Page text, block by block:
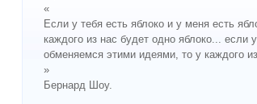
«
Если у тебя есть яблоко и у меня есть
каждого из нас будет одно яблоко...
обменяемся этими идеями, то у каждого
»
Бернард Шоу.